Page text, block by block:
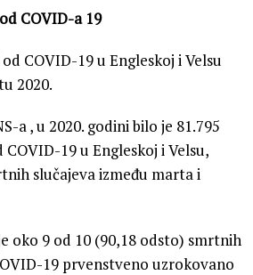
COVID-a 19
COVID-19 u Engleskoj i Velsu
2020.
a , u 2020. godini bilo je 81.795
19 u Engleskoj i Velsu,
slučajeva između marta i
oko 9 od 10 (90,18 odsto) smrtnih
19 prvenstveno uzrokovano